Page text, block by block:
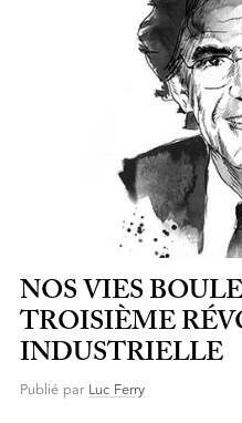
NOS VIES
TROISIÈME
INDUSTRIELLE
Publié par Luc Ferry